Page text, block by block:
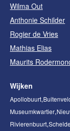
Wilma Out
Anthonie Schilder
Rogier de Vries
Mathias Elias
Maurits
Wijken
Apollobuurt
Museumkwartier
Rivierenbuurt